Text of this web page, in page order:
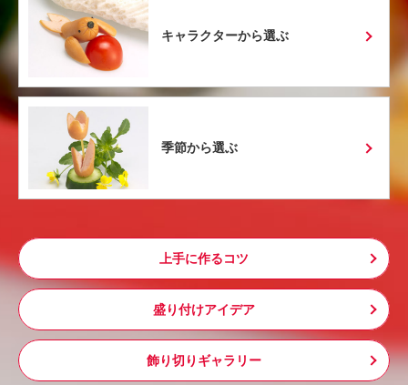
キャラクターから選ぶ
季節から選ぶ
上手に作るコツ
盛り付けアイデア
飾り切りギャラリー